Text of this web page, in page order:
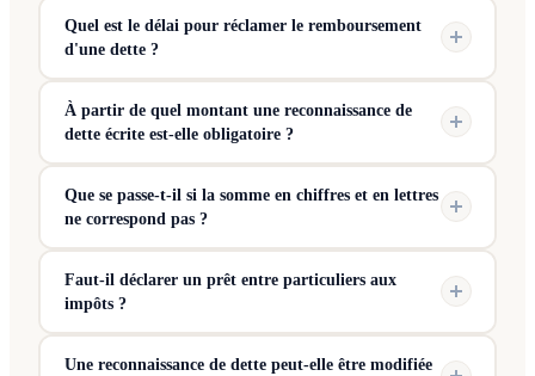
Quel est le délai pour réclamer le remboursement
d'une dette ?
À partir de quel montant une reconnaissance de
dette écrite est-elle obligatoire ?
Que se passe-t-il si la somme en chiffres et en lettres
ne correspond pas ?
Faut-il déclarer un prêt entre particuliers aux
impôts ?
Une reconnaissance de dette peut-elle être modifiée